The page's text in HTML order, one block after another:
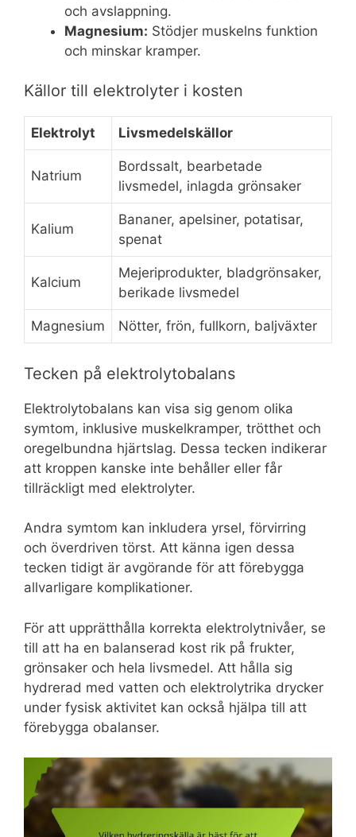
och avslappning.
Magnesium: Stödjer muskelns funktion
och minskar kramper.
Källor till elektrolyter i kosten
Elektrolyt Livsmedelskällor
Natrium
Bordssalt, bearbetade
livsmedel, inlagda grönsaker
Kalium
Bananer, apelsiner, potatisar,
spenat
Kalcium
Mejeriprodukter, bladgrönsaker,
berikade livsmedel
Magnesium Nötter, frön, fullkorn, baljväxter
Tecken på elektrolytobalans
Elektrolytobalans kan visa sig genom olika
symtom, inklusive muskelkramper, trötthet och
oregelbundna hjärtslag. Dessa tecken indikerar
att kroppen kanske inte behåller eller får
tillräckligt med elektrolyter.
Andra symtom kan inkludera yrsel, förvirring
och överdriven törst. Att känna igen dessa
tecken tidigt är avgörande för att förebygga
allvarligare komplikationer.
För att upprätthålla korrekta elektrolytnivåer, se
till att ha en balanserad kost rik på frukter,
grönsaker och hela livsmedel. Att hålla sig
hydrerad med vatten och elektrolytrika drycker
under fysisk aktivitet kan också hjälpa till att
förebygga obalanser.